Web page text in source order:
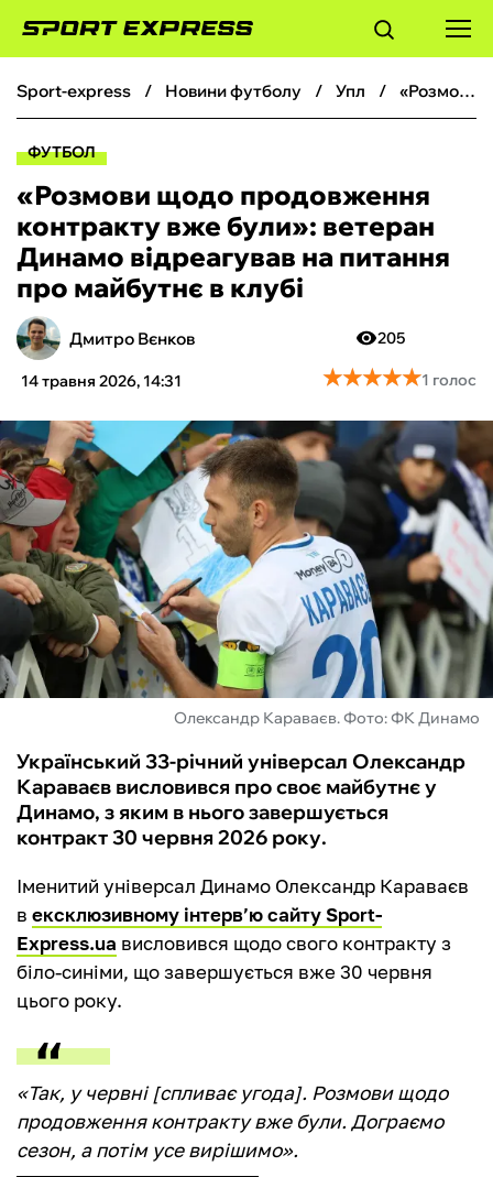
ФУТБОЛ
БОКС
ХОКЕЙ
ТЕНІС
КІБЕРСПОРТ
ЧС-2026
ФУТЗАЛ
ІНШІ
БУКМЕКЕРИ
sport-express новини футболу упл «Розмови щодо продовження контракту вже були»: ветеран Динамо відреагував на питання про майбутнє в клубі
ФУТБОЛ
«Розмови щодо продовження
контракту вже були»: ветеран
Динамо відреагував на питання
про майбутнє в клубі
Дмитро Вєнков
14 травня 2026, 14:31
205
★★★★★
★★★★★1 голос
Олександр Караваєв. Фото: ФК Динамо
Український 33-річний універсал Олександр
Караваєв висловився про своє майбутнє у
Динамо, з яким в нього завершується
контракт 30 червня 2026 року.
Іменитий універсал Динамо Олександр Караваєв
в ексклюзивному інтерв’ю сайту Sport-
Express.ua висловився щодо свого контракту з
біло-синіми, що завершується вже 30 червня
цього року.
«Так, у червні [спливає угода]. Розмови щодо
продовження контракту вже були. Дограємо
сезон, а потім усе вирішимо».